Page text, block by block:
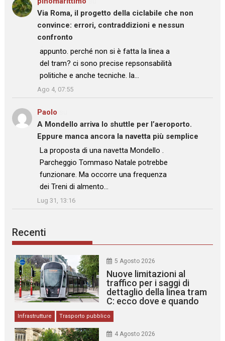
Via Roma, il progetto della ciclabile che non
convince: errori, contraddizioni e nessun
confronto
: “
appunto. perché non si è fatta la linea a
del tram? ci sono precise repsonsabilità
politiche e anche tecniche. la…
”
Ago 4, 07:55
Paolo
A Mondello arriva lo shuttle per l’aeroporto.
Eppure manca ancora la navetta più semplice
: “La proposta di una navetta Mondello .
Parcheggio Tommaso Natale potrebbe
funzionare. Ma occorre una frequenza
dei Treni di almento…
”
Lug 31, 13:16
Recenti
5 Agosto 2026
Nuove limitazioni al
traffico per i saggi di
dettaglio della linea tram
C: ecco dove e quando
Infrastrutture Trasporto pubblico
4 Agosto 2026